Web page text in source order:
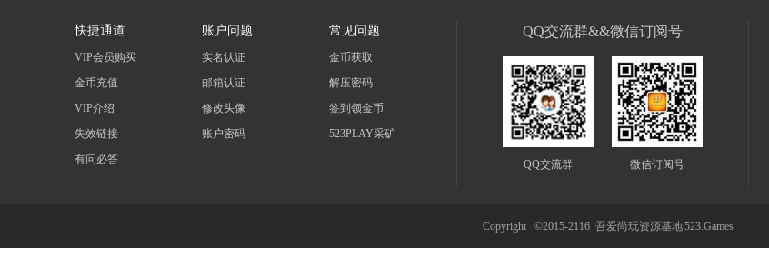
玩
快捷通道
VIP会员购买
金币充值
VIP介绍
失效链接
有问必答
账户问题
实名认证
邮箱认证
修改头像
账户密码
常见问题
金币获取
解压密码
签到领金币
523PLAY采矿
QQ交流群&&微信订阅号
QQ交流群 微信订阅号
Copyright ©2015-2116 吾爱尚玩资源基地|523.Games